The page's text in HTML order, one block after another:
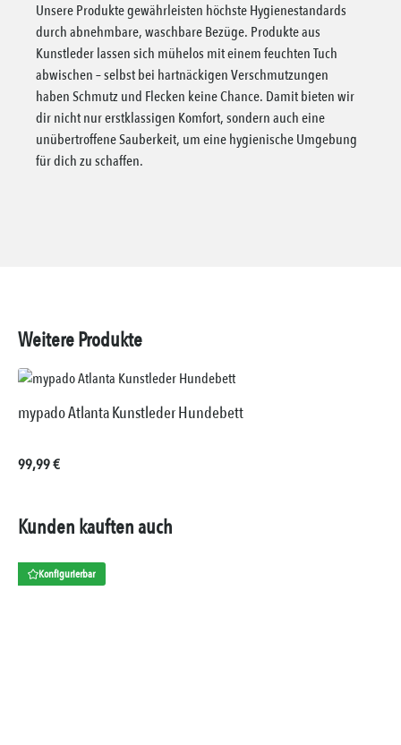
Unsere Produkte gewährleisten höchste Hygienestandards
durch abnehmbare, waschbare Bezüge. Produkte aus
Kunstleder lassen sich mühelos mit einem feuchten Tuch
abwischen – selbst bei hartnäckigen Verschmutzungen
haben Schmutz und Flecken keine Chance. Damit bieten wir
dir nicht nur erstklassigen Komfort, sondern auch eine
unübertroffene Sauberkeit, um eine hygienische Umgebung
für dich zu schaffen.
Weitere Produkte
mypado Atlanta Kunstleder Hundebett
Regulärer Preis:
99,99 €
Kunden kauften auch
Konfigurierbar